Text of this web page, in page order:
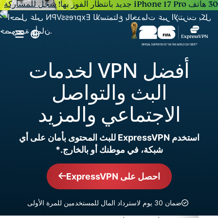
30 هاتف iPhone 17 Pro جديد بانتظار الفوز بها! سجّل للمشاركة
أفضل VPN لخدمات
البث والتواصل
الاجتماعي والمزيد
استخدم ExpressVPN للبث المحتوى بأمان على أي
شبكة، في موطنك أو بالخارج.*
احصل على ExpressVPN
ضمان 30 يوم لاسترداد المال للمستخدمين للمرة الأولى